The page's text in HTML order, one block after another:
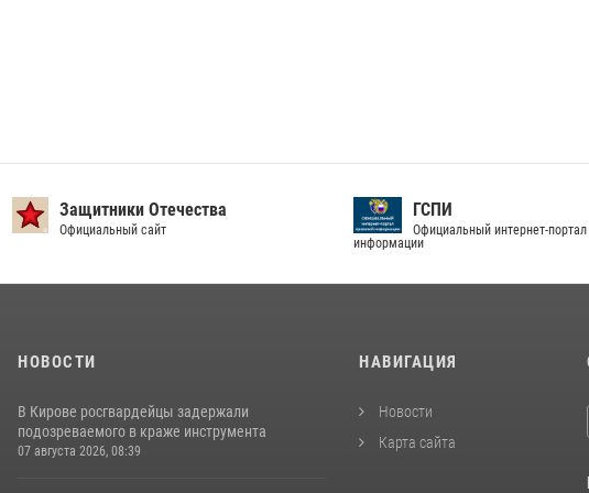
Защитники Отечества
Официальный сайт
ГСПИ
Официальный интернет-
информации
НОВОСТИ
В Кирове росгвардейцы задержали
подозреваемого в краже инструмента
07 августа 2026, 08:39
НАВИГАЦИЯ
Новости
Карта сайта